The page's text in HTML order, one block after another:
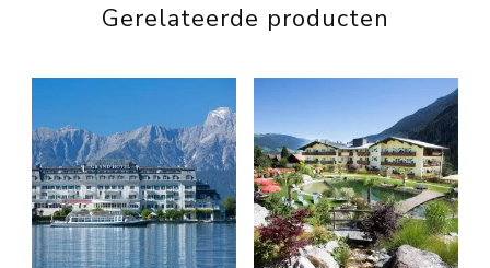
Gerelateerde producten